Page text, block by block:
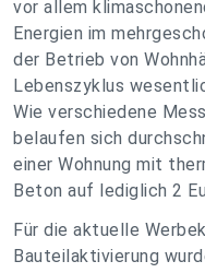
vor allem
Energien im
der Betrieb von
Lebenszyklus
Wie verschiedene
belaufen sich
einer Wohnung mit
Beton auf lediglich 2
Für die aktuelle
Bauteilaktivierung